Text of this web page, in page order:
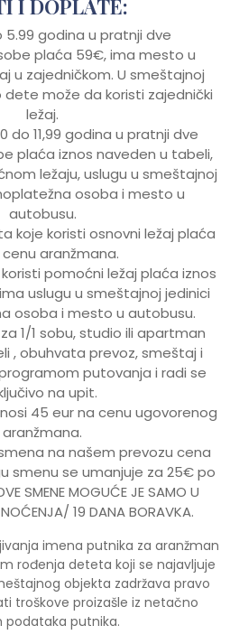
I DOPLATE:
godina u pratnji dve
plaća 59€, ima mesto u
u zajedničkom. U smeštajnoj
može da koristi zajednički
ležaj.
do 11,99 godina u pratnji dve
plaća iznos naveden u tabeli,
ležaju, uslugu u smeštajnoj
osoba i mesto u
autobusu.
koje koristi osnovni ležaj plaća
aranžmana.
pomoćni ležaj plaća iznos
uslugu u smeštajnoj jedinici
osoba i mesto u autobusu.
1/1 sobu, studio ili apartman
, obuhvata prevoz, smeštaj i
putovanja i radi se
na upit.
45 eur na cenu ugovorenog
aranžmana.
na našem prevozu cena
smenu se umanjuje za 25€ po
SMENE MOGUĆE JE SAMO U
19 DANA BORAVKA.
imena putnika za aranžman
rođenja deteta koji se najavljuje
objekta zadržava pravo
troškove proizašle iz netačno
podataka putnika.